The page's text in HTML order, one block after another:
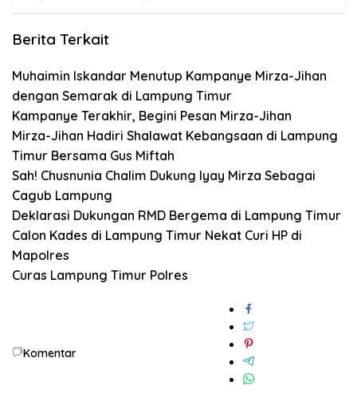
Berita Terkait
Muhaimin Iskandar Menutup Kampanye Mirza-Jihan
dengan Semarak di Lampung Timur
Kampanye Terakhir, Begini Pesan Mirza-Jihan
Mirza-Jihan Hadiri Shalawat Kebangsaan di Lampung
Timur Bersama Gus Miftah
Sah! Chusnunia Chalim Dukung Iyay Mirza Sebagai
Cagub Lampung
Deklarasi Dukungan RMD Bergema di Lampung Timur
Calon Kades di Lampung Timur Nekat Curi HP di
Mapolres
Curas Lampung Timur Polres
Komentar